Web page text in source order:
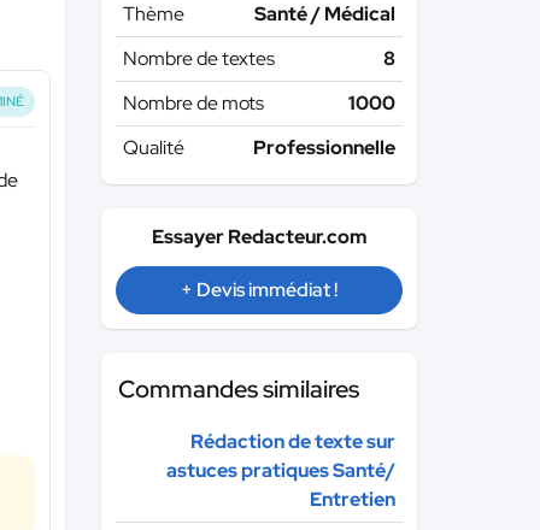
Thème
Santé / Médical
Nombre de textes
8
Nombre de mots
1000
Qualité
Professionnelle
Essayer Redacteur.com
+ Devis immédiat !
Commandes similaires
Rédaction de texte sur
astuces pratiques Santé/
Entretien